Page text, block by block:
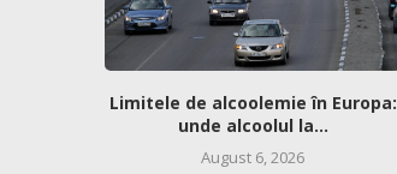
Limitele de alcoolemie în Europa:
unde alcoolul la...
August 6, 2026